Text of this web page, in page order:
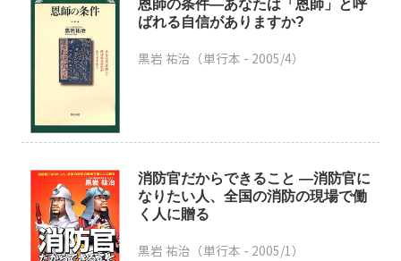
恩師の条件―あなたは「恩師」と呼
ばれる自信がありますか?
黒岩 祐治（単行本 - 2005/4）
消防官だからできること ―消防官に
なりたい人、全国の消防の現場で働
く人に贈る
黒岩 祐治（単行本 - 2005/1）